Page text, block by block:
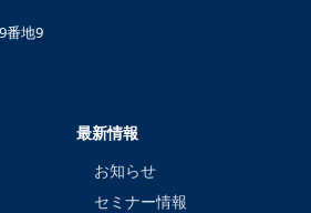
番地9
最新情報
お知らせ
セミナー情報